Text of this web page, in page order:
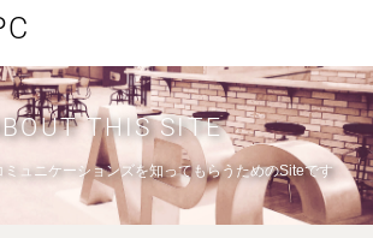
THIS SITE
ュニケーションズを知ってもらうためのSiteです